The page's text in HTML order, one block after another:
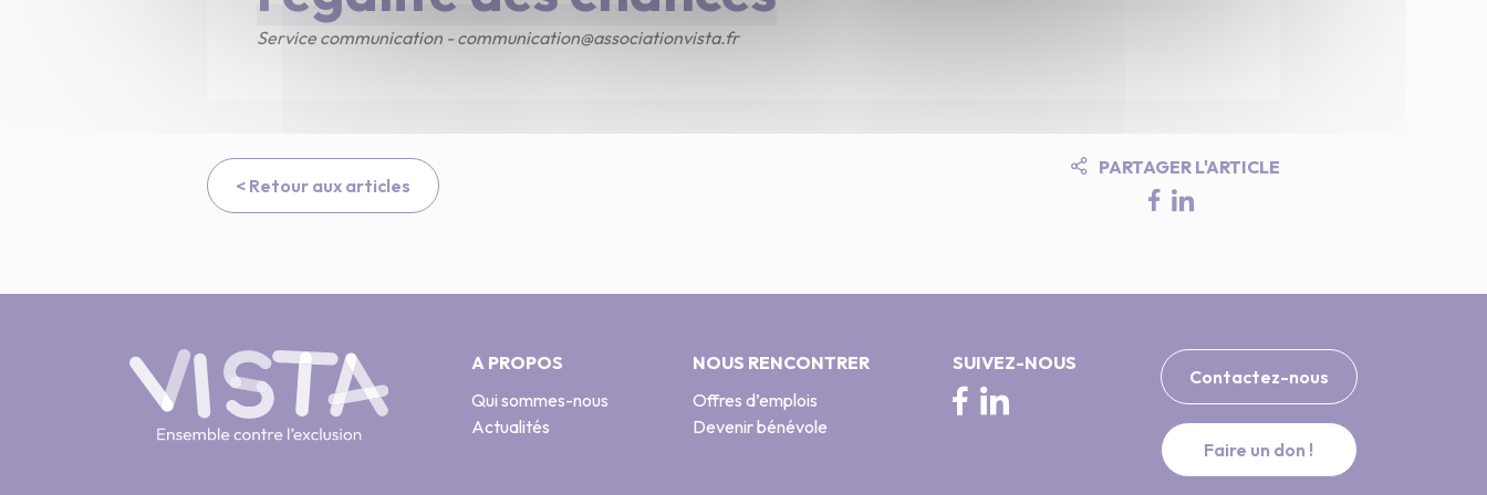
Service communication - communication@associationvista.fr
< Retour aux articles
PARTAGER L'ARTICLE
A PROPOS
Qui sommes-nous
Actualités
NOUS RENCONTRER
Offres d’emplois
Devenir bénévole
SUIVEZ-NOUS
Contactez-nous
Faire un don !